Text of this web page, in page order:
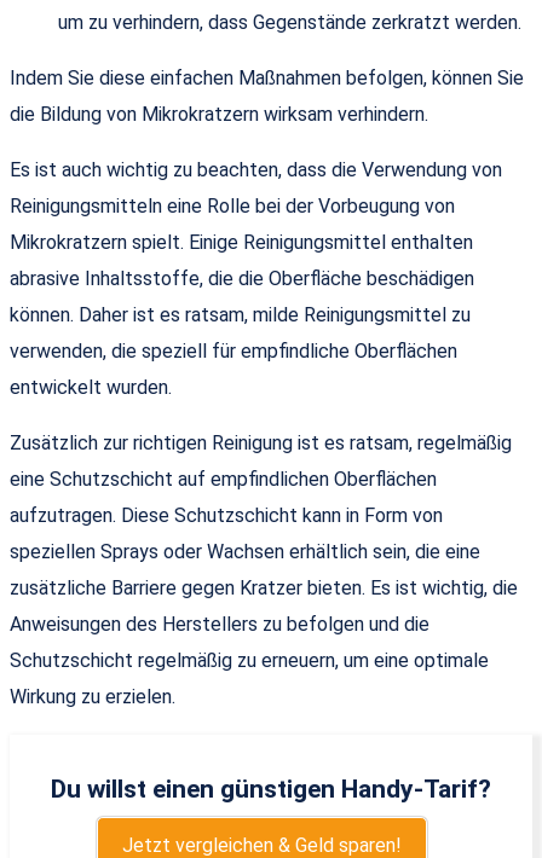
um zu verhindern, dass Gegenstände zerkratzt werden.
Indem Sie diese einfachen Maßnahmen befolgen, können Sie
die Bildung von Mikrokratzern wirksam verhindern.
Es ist auch wichtig zu beachten, dass die Verwendung von
Reinigungsmitteln eine Rolle bei der Vorbeugung von
Mikrokratzern spielt. Einige Reinigungsmittel enthalten
abrasive Inhaltsstoffe, die die Oberfläche beschädigen
können. Daher ist es ratsam, milde Reinigungsmittel zu
verwenden, die speziell für empfindliche Oberflächen
entwickelt wurden.
Zusätzlich zur richtigen Reinigung ist es ratsam, regelmäßig
eine Schutzschicht auf empfindlichen Oberflächen
aufzutragen. Diese Schutzschicht kann in Form von
speziellen Sprays oder Wachsen erhältlich sein, die eine
zusätzliche Barriere gegen Kratzer bieten. Es ist wichtig, die
Anweisungen des Herstellers zu befolgen und die
Schutzschicht regelmäßig zu erneuern, um eine optimale
Wirkung zu erzielen.
Du willst einen günstigen Handy-Tarif?
Jetzt vergleichen & Geld sparen!